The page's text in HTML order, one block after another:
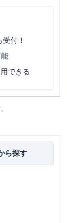
付！
できる
ら探す